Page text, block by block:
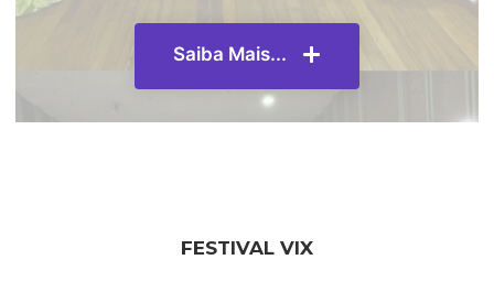
Saiba Mais...
FESTIVAL VIX